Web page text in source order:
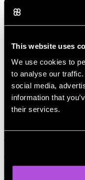
This website uses
We use cookies to
to analyse our
social media,
information that
their services.
Verschillende AI's zoals
artikelen schrijven. De
controle bieden. In de
prompt en de methode